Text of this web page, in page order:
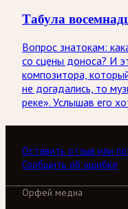
Табула
Вопрос знатокам:
со сцены доноса? И
композитора,
не догадались, то
реке». Услышав его
Оставить отзыв или
Сообщить об ошибке
Орфей медиа